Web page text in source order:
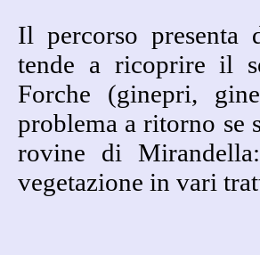
Il percorso presenta
tende a ricoprire il
Forche (ginepri,
problema a ritorno se
rovine di
vegetazione in vari